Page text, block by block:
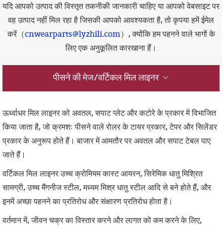
यदि आपको उत्पाद की विस्तृत तकनीकी जानकारी चाहिए या आपको वेबसाइट पर
वह उत्पाद नहीं मिल रहा है जिसकी आपको आवश्यकता है, तो कृपया हमें ईमेल
करें（cnwearparts@lyzhili.com）, क्योंकि हम पहनने वाले भागों के
लिए एक अनुकूलित कारखाना हैं।
पीसने की मेज/वर्टिकल मिल लाइनर
ऊर्ध्वाधर मिल लाइनर को अवतल, सपाट प्लेट और कटोरे के प्रकार में विभाजित
किया जाता है, जो क्रमशः पीसने वाले रोलर के टायर प्रकार, टेपर और सिलेंडर
प्रकार के अनुरूप होते हैं। बाजार में आमतौर पर अवतल और सपाट टेबल पाए
जाते हैं।
वर्टिकल मिल लाइनर उच्च क्रोमियम कास्ट आयरन, सिरेमिक धातु मिश्रित
सामग्री, उच्च मैंगनीज स्टील, मध्यम मिश्र धातु स्टील आदि से बने होते हैं, और
इनमें अच्छा पहनने का प्रतिरोध और संक्षारण प्रतिरोध होता है।
वर्तमान में, जीवन चक्र का विस्तार करने और लागत को कम करने के लिए,